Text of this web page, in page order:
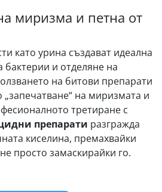
миризма и петна от
като урина създават идеална
бактерии и отделяне на
на битови препарати
„запечатване“ на миризмата и
третиране с
препарати разгражда
киселина, премахвайки
просто замаскирайки го.